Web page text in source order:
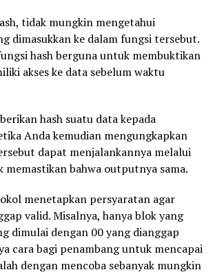
tidak mungkin mengetahui
dimasukkan ke dalam fungsi tersebut.
hash berguna untuk membuktikan
akses ke data sebelum waktu
hash suatu data kepada
Anda kemudian mengungkapkan
dapat menjalankannya melalui
memastikan bahwa outputnya sama.
menetapkan persyaratan agar
valid. Misalnya, hanya blok yang
dimulai dengan 00 yang dianggap
cara bagi penambang untuk mencapai
dengan mencoba sebanyak mungkin